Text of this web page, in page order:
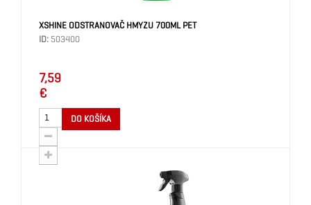
XSHINE ODSTRANOVAČ HMYZU 700ML PET
ID: 503400
7,59
€
DO KOŠÍKA